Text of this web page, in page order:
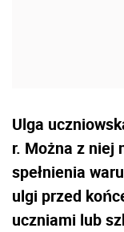
Ulga
r. Można z niej
spełnienia
ulgi przed
uczniami lub